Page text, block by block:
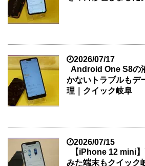
2026/07/17
Android One S8の
かないトラブルもデ
理｜クイック岐阜
2026/07/15
【iPhone 12 mini
みた端末もクイック